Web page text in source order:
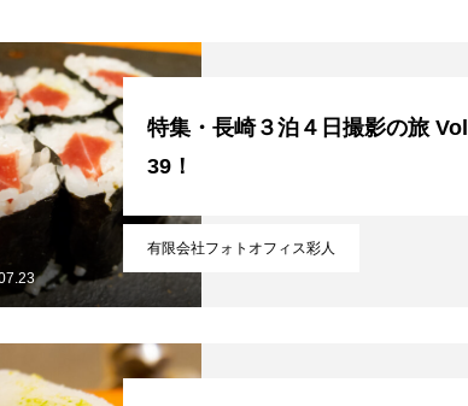
有限会社フォトオフィス彩人
特集・長崎３泊４日撮影の旅 Vol
39！